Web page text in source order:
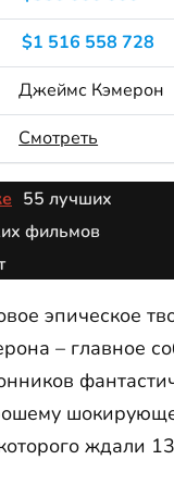
$1 516 558 728
Джеймс Кэмерон
Смотреть
55 лучших
фильмов
эпическое
– главное
ждали